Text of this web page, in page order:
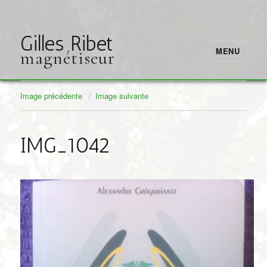
Gilles Ribet
magnétiseur MENU
Image précédente Image suivante
IMG_1042